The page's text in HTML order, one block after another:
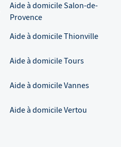
Aide à domicileSalon-de-
Provence
Aide à domicileThionville
Aide à domicileTours
Aide à domicileVannes
Aide à domicileVertou